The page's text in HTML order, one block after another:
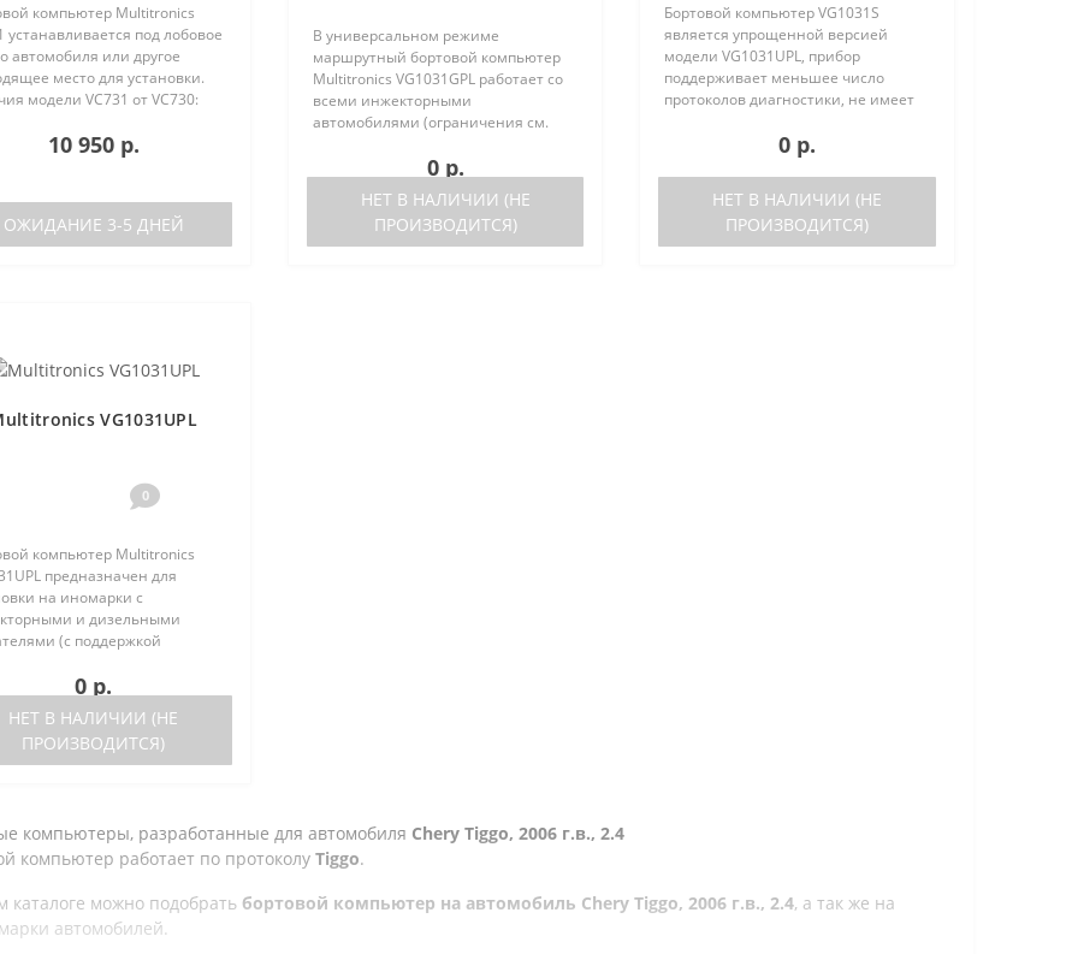
компьютер Multitronics
устанавливается под лобовое
автомобиля или другое
место для установки.
модели VC731 от VC730:
VC730 без голоса)
10 950 р.
ОЖИДАНИЕ 3-5 ДНЕЙ
В универсальном режиме
маршрутный бортовой компьютер
Multitronics VG1031GPL работает со
всеми инжекторными
автомобилями (ограничения см.
компьютер поддерживает большое
иномарок. Отличия р..
0 р.
НЕТ В НАЛИЧИИ (НЕ
ПРОИЗВОДИТСЯ)
Бортовой компьютер VG1031S
является упрощенной версией
модели VG1031UPL, прибор
поддерживает меньшее число
протоколов диагностики, не имеет
датчика температуры. Отличия
VG1031S от VG1031UPL: отсутствует
0 р.
НЕТ В НАЛИЧИИ (НЕ
ПРОИЗВОДИТСЯ)
VG1031UPL
0
компьютер Multitronics
предназначен для
на иномарки с
и дизельными
(с поддержкой
автомобили. Работа
так и на..
0 р.
НЕТ В НАЛИЧИИ (НЕ
ПРОИЗВОДИТСЯ)
компьютеры, разработанные для автомобиля Chery Tiggo, 2006 г.в., 2.4
компьютер работает по протоколу Tiggo.
каталоге можно подобрать бортовой компьютер на автомобиль Chery Tiggo, 2006 г.в., 2.4, а так же на
автомобилей.